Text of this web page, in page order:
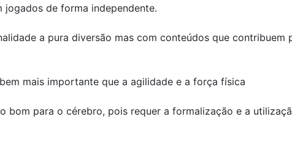
jogados de forma independente.
a pura diversão mas com conteúdos que contribuem
mais importante que a agilidade e a força física
bom para o cérebro, pois requer a formalização e a